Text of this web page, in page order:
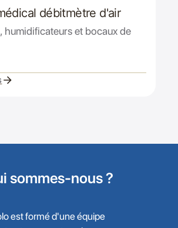
débitmètre d'air
humidificateurs et bocaux de
sommes-nous ?
est formé d'une équipe